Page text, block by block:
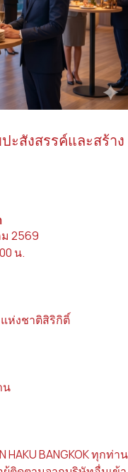
ะสังสรรค์และสร้าง
2569
น.
ห่งชาติสิริกิติ์
น
BANGKOK ทุกท่าน